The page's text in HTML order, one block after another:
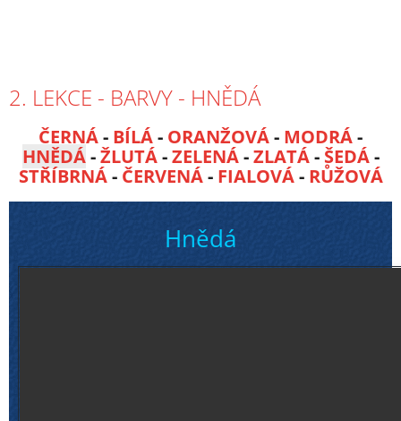
2. LEKCE - BARVY - HNĚDÁ
ČERNÁ- BÍLÁ- ORANŽOVÁ- MODRÁ-
HNĚDÁ-ŽLUTÁ-ZELENÁ-ZLATÁ- ŠEDÁ-
STŘÍBRNÁ- ČERVENÁ- FIALOVÁ- RŮŽOVÁ
Hnědá